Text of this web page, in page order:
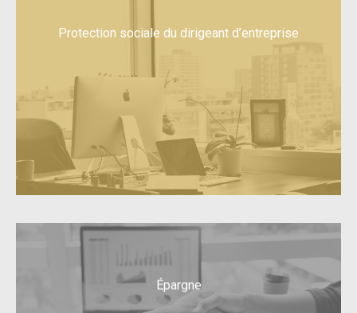
Protection sociale du dirigeant d’entreprise
Épargne